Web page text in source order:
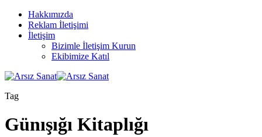
Hakkımızda
Reklam İletişimi
İletişim
Bizimle İletişim Kurun
Ekibimize Katıl
Tag
Günışığı Kitaplığı